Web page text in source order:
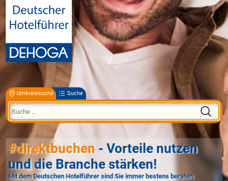
Umkreissuche Suche
#direktbuchen - Vorteile nutzen
und die Branche stärken!
Mit dem Deutschen Hotelführer sind Sie immer bestens beraten.